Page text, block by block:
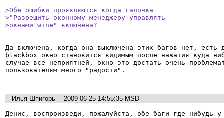
>Обе ошибки проявляются когда галочка
>"Разрешить оконному менеджеру управлять
>окнами wine" включена?
Да включена, когда она выключена этих багов нет,
blackbox окно становится видимым после нажатия куда
случае все неприятней, окно это достать очень
пользователям много "радости".
Илья Шпигорь
2009-06-25 14:55:35 MSD
Денис, воспроизведи, пожалуйста, обе баги где-нибудь